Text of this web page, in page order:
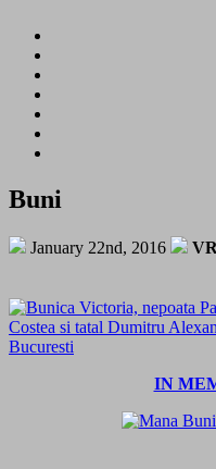
Buni
January 22nd, 2016 VR
IN